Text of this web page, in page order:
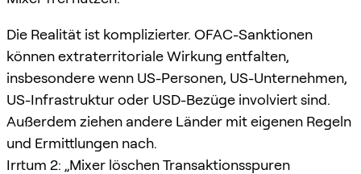
Die Realität ist komplizierter. OFAC-Sanktionen
können extraterritoriale Wirkung entfalten,
insbesondere wenn US-Personen, US-Unternehmen,
US-Infrastruktur oder USD-Bezüge involviert sind.
Außerdem ziehen andere Länder mit eigenen Regeln
und Ermittlungen nach.
Irrtum 2: „Mixer löschen Transaktionsspuren